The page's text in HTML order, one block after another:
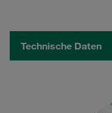
Technische Daten